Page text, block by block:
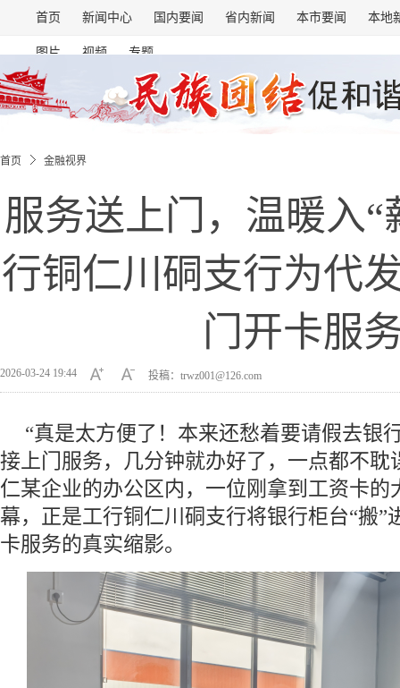
首页 新闻中心 国内要闻 省内新闻 本市要闻 本地
图片 视频 专题
首页 金融视界
服务送上门，温暖入
行铜仁川硐支行为代
门开卡服
2026-03-24 19:44 投稿：trwz001@126.com
“真是太方便了！本来还愁着要请假去银
接上门服务，几分钟就办好了，一点都不耽
仁某企业的办公区内，一位刚拿到工资卡的
幕，正是工行铜仁川硐支行将银行柜台“搬”
卡服务的真实缩影。